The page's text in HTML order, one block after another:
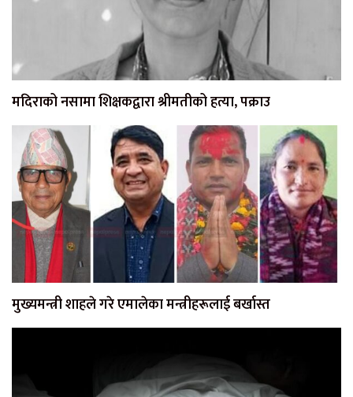
मदिराको नसामा शिक्षकद्वारा श्रीमतीको हत्या, पक्राउ
मुख्यमन्त्री शाहले गरे एमालेका मन्त्रीहरूलाई बर्खास्त